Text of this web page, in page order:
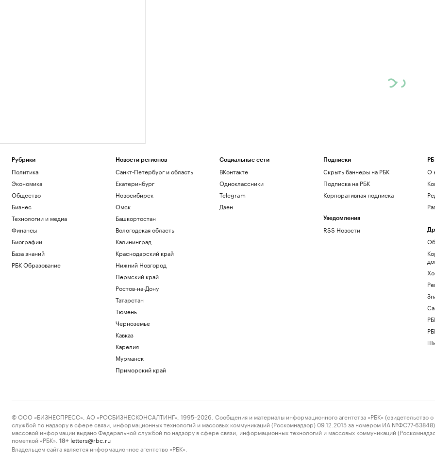
Рубрики
Политика
Экономика
Общество
Бизнес
Технологии и медиа
Финансы
Биографии
База знаний
РБК Образование
Новости регионов
Санкт-Петербург и область
Екатеринбург
Новосибирск
Омск
Башкортостан
Вологодская область
Калининград
Краснодарский край
Нижний Новгород
Пермский край
Ростов-на-Дону
Татарстан
Тюмень
Черноземье
Кавказ
Карелия
Мурманск
Приморский край
Социальные сети
ВКонтакте
Одноклассники
Telegram
Дзен
Подписки
Скрыть баннеры на РБК
Подписка на РБК
Корпоративная подписка
Уведомления
RSS Новости
О
© ООО «БИЗНЕСПРЕСС», АО «РОСБИЗНЕСКОНСАЛТИНГ», 1995–2026. Сообщения и материалы информационного агентства «РБК» (свидетельство о
службой по надзору в сфере связи, информационных технологий и массовых коммуникаций (Роскомнадзор) 09.12.2015 за номером ИА №ФС77-63848)
массовой информации выдано Федеральной службой по надзору в сфере связи, информационных технологий и массовых коммуникаций
пометкой «РБК».
18+ letters@rbc.ru
Владельцем сайта является информационное агентство «РБК».